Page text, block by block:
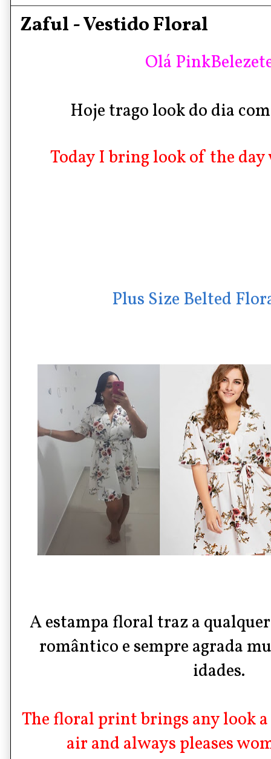
Zaful - Vestido Floral
Olá
Hoje trago look do dia
Today I bring look of the
Plus Size Belted
A estampa floral traz a
romântico e sempre agrada
idades.
The floral print brings any look
air and always pleases